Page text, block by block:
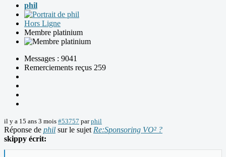
phil
Hors Ligne
Membre platinium
Messages : 9041
Remerciements reçus 259
il y a 15 ans 3 mois #53757 parphil
Réponse de phil sur le sujet Re:Sponsoring VO² ?
skippy écrit: